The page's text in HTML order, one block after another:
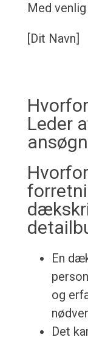
Med
[Dit Navn]
Leder
En
og
Det